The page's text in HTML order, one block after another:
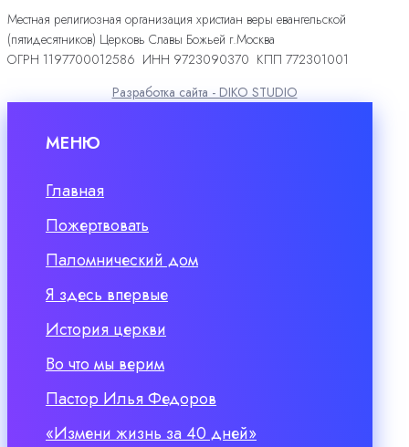
Местная религиозная организация христиан веры евангельской
(пятидесятников) Церковь Славы Божьей г.Москва
ОГРН 1197700012586 ИНН 9723090370 КПП 772301001
Разработка сайта - DIKO STUDIO
МЕНЮ
Главная
Пожертвовать
Паломнический дом
Я здесь впервые
История церкви
Во что мы верим
Пастор Илья Федоров
«Измени жизнь за 40 дней»